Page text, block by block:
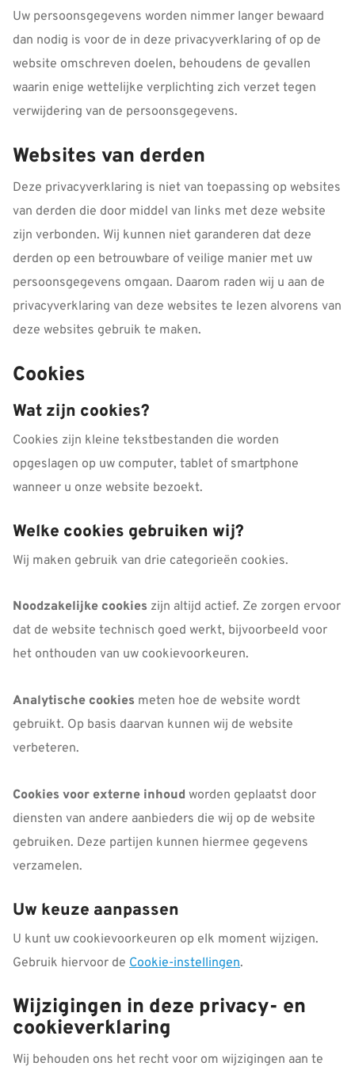
Uw persoonsgegevens worden nimmer langer bewaard
dan nodig is voor de in deze privacyverklaring of op de
website omschreven doelen, behoudens de gevallen
waarin enige wettelijke verplichting zich verzet tegen
verwijdering van de persoonsgegevens.
Websites van derden
Deze privacyverklaring is niet van toepassing op websites
van derden die door middel van links met deze website
zijn verbonden. Wij kunnen niet garanderen dat deze
derden op een betrouwbare of veilige manier met uw
persoonsgegevens omgaan. Daarom raden wij u aan de
privacyverklaring van deze websites te lezen alvorens van
deze websites gebruik te maken.
Cookies
Wat zijn cookies?
Cookies zijn kleine tekstbestanden die worden
opgeslagen op uw computer, tablet of smartphone
wanneer u onze website bezoekt.
Welke cookies gebruiken wij?
Wij maken gebruik van drie categorieën cookies.
Noodzakelijke cookies zijn altijd actief. Ze zorgen ervoor
dat de website technisch goed werkt, bijvoorbeeld voor
het onthouden van uw cookievoorkeuren.
Analytische cookies meten hoe de website wordt
gebruikt. Op basis daarvan kunnen wij de website
verbeteren.
Cookies voor externe inhoud worden geplaatst door
diensten van andere aanbieders die wij op de website
gebruiken. Deze partijen kunnen hiermee gegevens
verzamelen.
Uw keuze aanpassen
U kunt uw cookievoorkeuren op elk moment wijzigen.
Gebruik hiervoor de Cookie-instellingen.
Wijzigingen in deze privacy- en
cookieverklaring
Wij behouden ons het recht voor om wijzigingen aan te